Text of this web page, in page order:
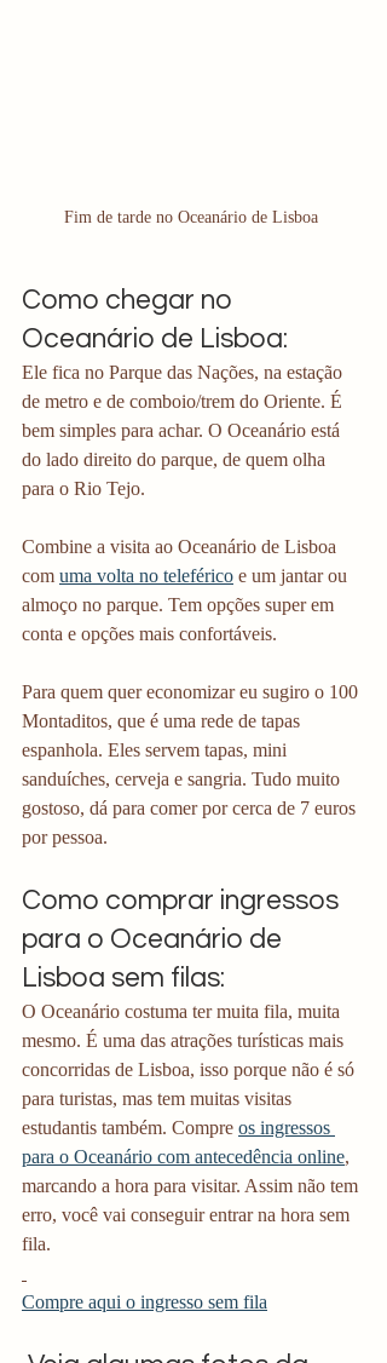
Fim de tarde no Oceanário de Lisboa
Como chegar no
Oceanário de Lisboa:
Ele fica no Parque das Nações, na estação
de metro e de comboio/trem do Oriente. É
bem simples para achar. O Oceanário está
do lado direito do parque, de quem olha
para o Rio Tejo.
Combine a visita ao Oceanário de Lisboa
com uma volta no teleférico e um jantar ou
almoço no parque. Tem opções super em
conta e opções mais confortáveis.
Para quem quer economizar eu sugiro o 100
Montaditos, que é uma rede de tapas
espanhola. Eles servem tapas, mini
sanduíches, cerveja e sangria. Tudo muito
gostoso, dá para comer por cerca de 7 euros
por pessoa.
Como comprar ingressos
para o Oceanário de
Lisboa sem filas:
O Oceanário costuma ter muita fila, muita
mesmo. É uma das atrações turísticas mais
concorridas de Lisboa, isso porque não é só
para turistas, mas tem muitas visitas
estudantis também. Compre os ingressos
para o Oceanário com antecedência online,
marcando a hora para visitar. Assim não tem
erro, você vai conseguir entrar na hora sem
fila.
Compre aqui o ingresso sem fila